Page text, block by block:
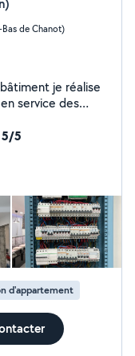
de Chanot)
service des
sécurité. et je
très basse
...).
les installations
5/5
d'appartement